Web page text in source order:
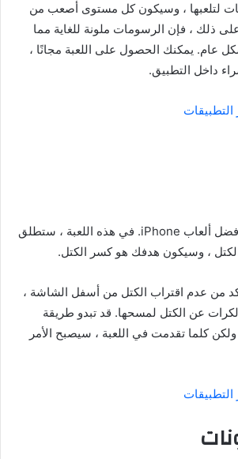
لتلعبها ، وسيكون كل مستوى أصعب من
ذلك ، فإن الرسومات ملونة للغاية مما
عام. يمكنك الحصول على اللعبة مجانًا ،
داخل التطبيق.
Ballz هي واحدة من أفضل ألعاب iPhone. في هذه اللعبة ، ستطلق
، وسيكون هدفك هو كسر الكتل.
من عدم اقتراب الكتل من أسفل الشاشة ،
عن الكتل لمسحها. قد تبدو طريقة
كلما تقدمت في اللعبة ، سيصبح الأمر